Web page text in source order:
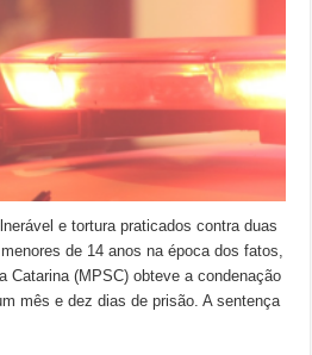
e tortura praticados contra duas
de 14 anos na época dos fatos,
Catarina (MPSC) obteve a condenação
mês e dez dias de prisão. A sentença